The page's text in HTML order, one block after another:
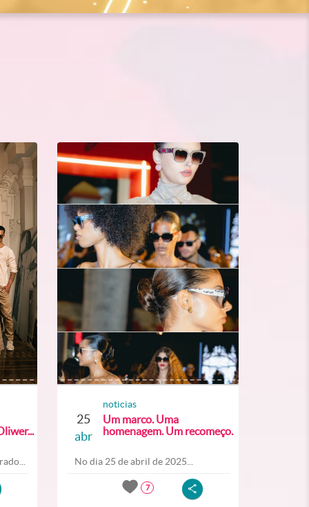
25
abr
noticias
Um marco. Uma
homenagem. Um recomeço.
No dia 25 de abril de 2025...
7